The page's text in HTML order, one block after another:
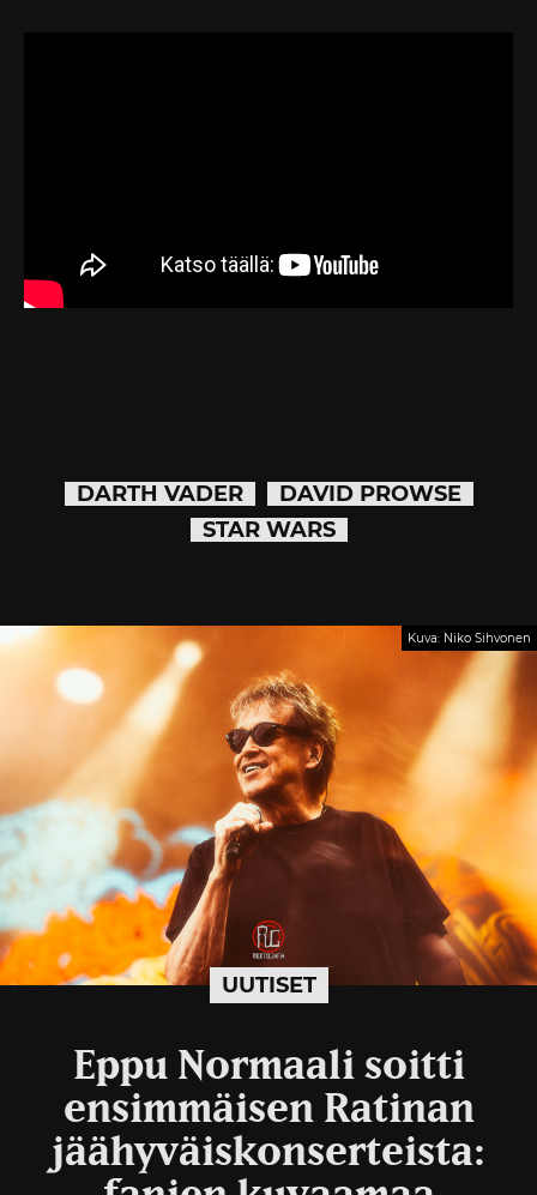
DARTH VADER
DAVID PROWSE
STAR WARS
UUTISET
Kuva: Niko Sihvonen
Eppu Normaali soitti
ensimmäisen Ratinan
jäähyväiskonserteista: